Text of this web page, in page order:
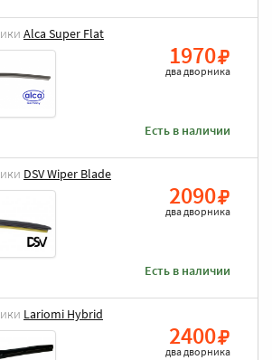
Alca Super Flat
1970
два дворника
Есть в наличии
DSV Wiper Blade
2090
два дворника
Есть в наличии
Lariomi Hybrid
2400
два дворника